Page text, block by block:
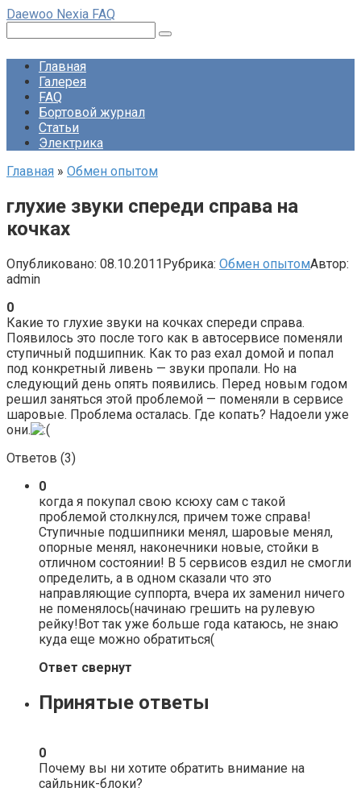
Перейти
контенту
Daewoo Nexia FAQ
Главная
Галерея
FAQ
Бортовой журнал
Статьи
Электрика
Главная » Обмен опытом
глухие звуки спереди справа на
кочках
Опубликовано: 08.10.2011Рубрика: Обмен опытомАвтор:
admin
0
Какие то глухие звуки на кочках спереди справа.
Появилось это после того как в автосервисе поменяли
ступичный подшипник. Как то раз ехал домой и попал
под конкретный ливень — звуки пропали. Но на
следующий день опять появились. Перед новым годом
решил заняться этой проблемой — поменяли в сервисе
шаровые. Проблема осталась. Где копать? Надоели уже
они.
Ответов (3)
0
когда я покупал свою ксюху сам с такой
проблемой столкнулся, причем тоже справа!
Ступичные подшипники менял, шаровые менял,
опорные менял, наконечники новые, стойки в
отличном состоянии! В 5 сервисов ездил не смогли
определить, а в одном сказали что это
направляющие суппорта, вчера их заменил ничего
не поменялось(начинаю грешить на рулевую
рейку!Вот так уже больше года катаюсь, не знаю
куда еще можно обратиться(
Ответ свернут
Принятые ответы
0
Почему вы ни хотите обратить внимание на
сайльник-блоки?